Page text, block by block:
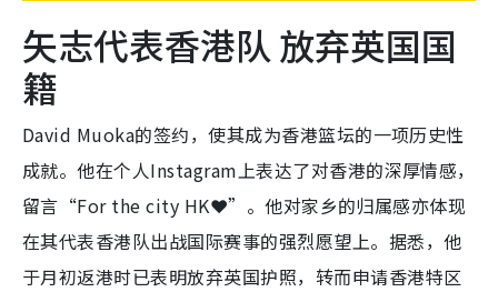
矢志代表香港队 放弃英国国
籍
David Muoka的签约，使其成为香港篮坛的一项历史性
成就。他在个人Instagram上表达了对香港的深厚情感，
留言“For the city HK❤️”。他对家乡的归属感亦体现
在其代表香港队出战国际赛事的强烈愿望上。据悉，他
于月初返港时已表明放弃英国护照，转而申请香港特区